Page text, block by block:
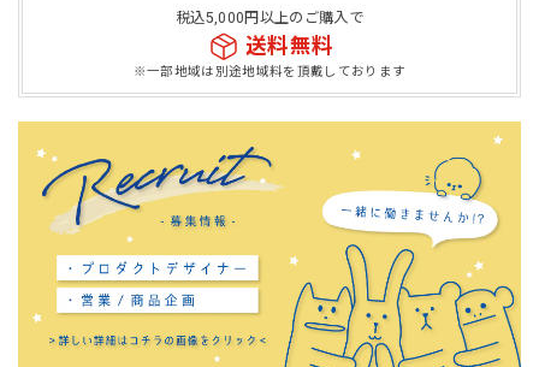
税込5,000円以上のご購入で
送料無料
※一部地域は別途地域料を頂戴しております